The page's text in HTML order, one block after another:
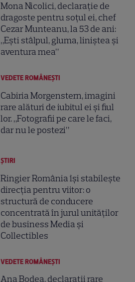
Mona Nicolici, declarație de
dragoste pentru soțul ei, chef
Cezar Munteanu, la 53 de ani:
„Ești stâlpul, gluma, liniștea și
aventura mea”
VEDETE ROMÂNEŞTI
Cabiria Morgenstern, imagini
rare alături de iubitul ei și fiul
lor. „Fotografii pe care le faci,
dar nu le postezi”
ȘTIRI
Ringier România își stabilește
direcția pentru viitor: o
structură de conducere
concentrată în jurul unităților
de business Media și
Collectibles
VEDETE ROMÂNEŞTI
Ana Bodea, declarații rare